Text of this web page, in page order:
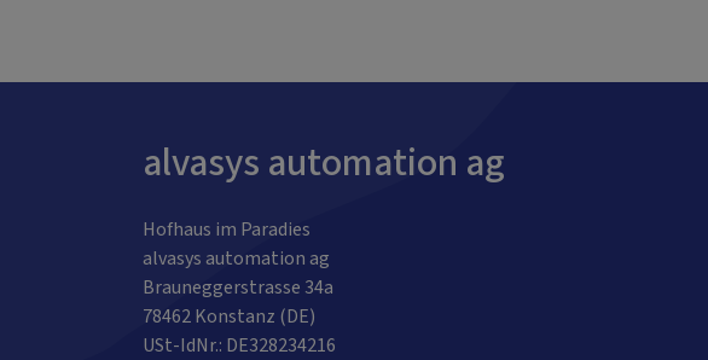
alvasys automation ag
Hofhaus im Paradies
alvasys automation ag
Brauneggerstrasse 34a
78462 Konstanz (DE)
USt-IdNr.: DE328234216